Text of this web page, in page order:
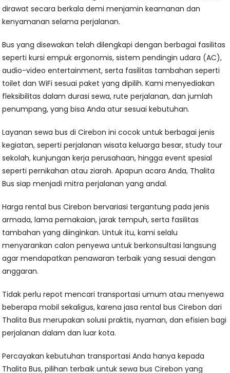
dirawat secara berkala demi menjamin keamanan dan
kenyamanan selama perjalanan.
Bus yang disewakan telah dilengkapi dengan berbagai fasilitas
seperti kursi empuk ergonomis, sistem pendingin udara (AC),
audio-video entertainment, serta fasilitas tambahan seperti
toilet dan WiFi sesuai paket yang dipilih. Kami menyediakan
fleksibilitas dalam durasi sewa, rute perjalanan, dan jumlah
penumpang, yang bisa Anda atur sesuai kebutuhan.
Layanan sewa bus di Cirebon ini cocok untuk berbagai jenis
kegiatan, seperti perjalanan wisata keluarga besar, study tour
sekolah, kunjungan kerja perusahaan, hingga event spesial
seperti pernikahan atau ziarah. Apapun acara Anda, Thalita
Bus siap menjadi mitra perjalanan yang andal.
Harga rental bus Cirebon bervariasi tergantung pada jenis
armada, lama pemakaian, jarak tempuh, serta fasilitas
tambahan yang diinginkan. Untuk itu, kami selalu
menyarankan calon penyewa untuk berkonsultasi langsung
agar mendapatkan penawaran terbaik yang sesuai dengan
anggaran.
Tidak perlu repot mencari transportasi umum atau menyewa
beberapa mobil sekaligus, karena jasa rental bus Cirebon dari
Thalita Bus merupakan solusi praktis, nyaman, dan efisien bagi
perjalanan dalam dan luar kota.
Percayakan kebutuhan transportasi Anda hanya kepada
Thalita Bus, pilihan terbaik untuk sewa bus Cirebon yang